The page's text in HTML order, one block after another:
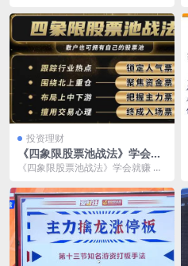
济学思维，...
投资理财
《四象限股票池战法》学会就
赚
《四象限股票池战法》学会就赚 炒
一把锋利的剑，指引...